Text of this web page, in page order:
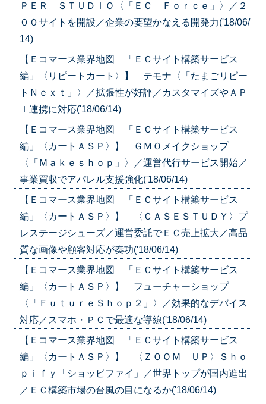
ＰＥＲ ＳＴＵＤＩＯ〈「ＥＣ Ｆｏｒｃｅ」〉／２
００サイトを開設／企業の要望かなえる開発力('18/06/
14)
【Ｅコマース業界地図 「ＥＣサイト構築サービス
編」〈リピートカート〉】 テモナ〈「たまごリピー
トＮｅｘｔ」〉／拡張性が好評／カスタマイズやＡＰ
Ｉ連携に対応('18/06/14)
【Ｅコマース業界地図 「ＥＣサイト構築サービス
編」〈カートＡＳＰ〉】 ＧＭＯメイクショップ
〈「Ｍａｋｅｓｈｏｐ」〉／運営代行サービス開始／
事業買収でアパレル支援強化('18/06/14)
【Ｅコマース業界地図 「ＥＣサイト構築サービス
編」〈カートＡＳＰ〉】 〈ＣＡＳＥＳＴＵＤＹ〉プ
レステージシューズ／運営委託でＥＣ売上拡大／高品
質な画像や顧客対応が奏功('18/06/14)
【Ｅコマース業界地図 「ＥＣサイト構築サービス
編」〈カートＡＳＰ〉】 フューチャーショップ
〈「ＦｕｔｕｒｅＳｈｏｐ２」〉／効果的なデバイス
対応／スマホ・ＰＣで最適な導線('18/06/14)
【Ｅコマース業界地図 「ＥＣサイト構築サービス
編」〈カートＡＳＰ〉】 〈ＺＯＯＭ ＵＰ〉Ｓｈｏ
ｐｉｆｙ「ショッピファイ」／世界トップが国内進出
／ＥＣ構築市場の台風の目になるか('18/06/14)